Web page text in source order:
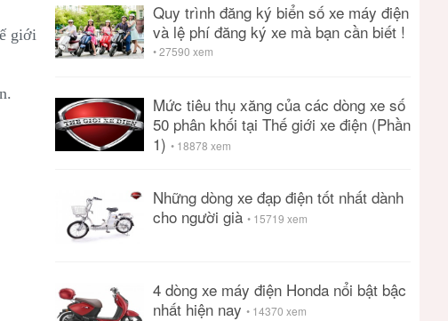
giới
Quy trình đăng ký biển số xe máy điện
và lệ phí đăng ký xe mà bạn cần biết !
• 27590 xem
Mức tiêu thụ xăng của các dòng xe số
50 phân khối tại Thế giới xe điện (Phần
1) • 18878 xem
Những dòng xe đạp điện tốt nhất dành
cho người già • 15719 xem
4 dòng xe máy điện Honda nổi bật bậc
nhất hiện nay • 14370 xem